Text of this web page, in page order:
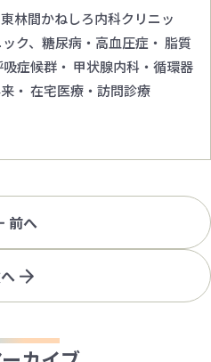
林間かねしろ内科クリニッ
ク、糖尿病・高血圧症・ 脂質
症候群・ 甲状腺内科・循環器
・ 在宅医療・訪問診療
前へ